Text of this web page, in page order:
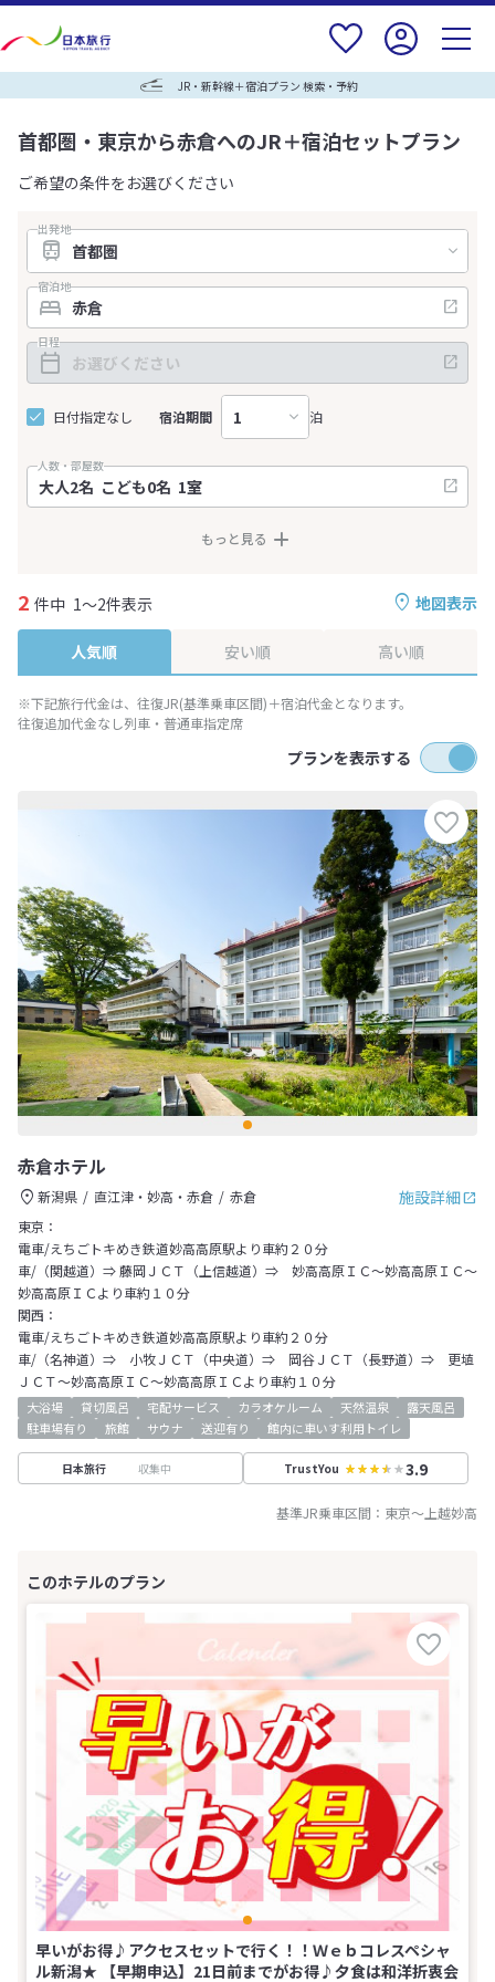
JR・新幹線＋宿泊プラン 検索・予約
首都圏・東京から赤倉へのJR＋宿泊セットプラン
ご希望の条件をお選びください
出発地
宿泊地
日程
日付指定なし 宿泊期間 泊
人数・部屋数
もっと見る
地図表示
2 件中 1～2件表示
人気順 安い順 高い順
※下記旅行代金は、往復JR(基準乗車区間)＋宿泊代金となります。
往復追加代金なし列車・普通車指定席
プランを表示する
赤倉ホテル
施設詳細
新潟県 直江津・妙高・赤倉
赤倉
東京：
電車/えちごトキめき鉄道妙高高原駅より車約２０分
車/（関越道）⇒ 藤岡ＪＣＴ（上信越道）⇒ 妙高高原ＩＣ～妙高高原ＩＣ～
妙高高原ＩＣより車約１０分
関西：
電車/えちごトキめき鉄道妙高高原駅より車約２０分
車/（名神道）⇒ 小牧ＪＣＴ（中央道）⇒ 岡谷ＪＣＴ（長野道）⇒ 更埴
ＪＣＴ～妙高高原ＩＣ～妙高高原ＩＣより車約１０分
大浴場 貸切風呂 宅配サービス カラオケルーム 天然温泉
露天風呂
駐車場有り
旅館 サウナ 送迎有り 館内に車いす利用トイレ
日本旅行 収集中 TrustYou 3.9
基準JR乗車区間： 東京～ 上越妙高
早いがお得♪アクセスセットで行く！！Ｗｅｂコレスペシャ
ル新潟★ 【早期申込】21日前までがお得♪夕食は和洋折衷会